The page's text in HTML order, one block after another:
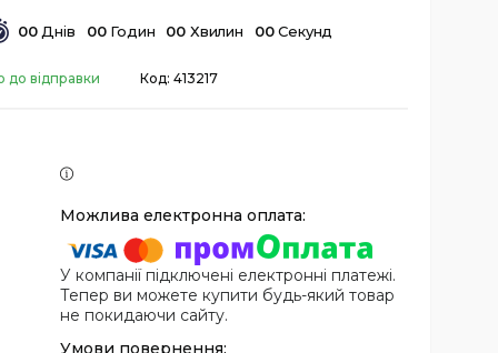
00 Днів 00 Годин 00 Хвилин 00 Секунд
до відправки Код: 413217
У компанії підключені електронні платежі.
Тепер ви можете купити будь-який товар
не покидаючи сайту.